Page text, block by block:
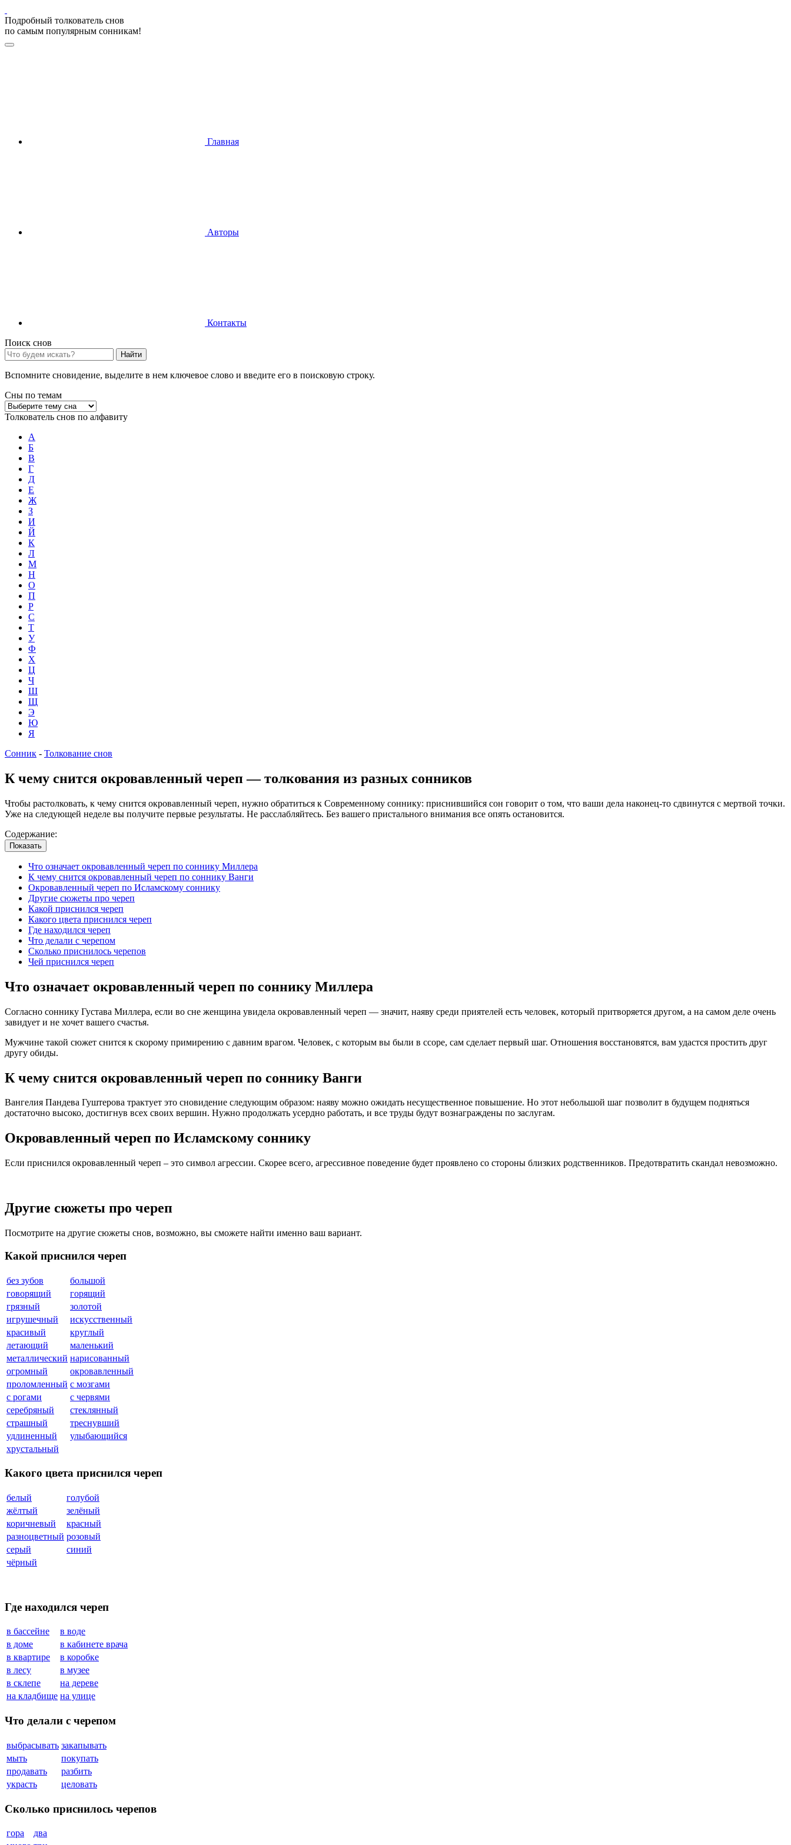
Подробный толкователь снов
по самым популярным сонникам!
Главная
Авторы
Контакты
Поиск снов
Найти
Вспомните сновидение, выделите в нем ключевое слово и введите его в поисковую строку.
Сны по темам
Толкователь снов по алфавиту
А
Б
В
Г
Д
Е
Ж
З
И
Й
К
Л
М
Н
О
П
Р
С
Т
У
Ф
Х
Ц
Ч
Ш
Щ
Э
Ю
Я
Сонник - Толкование снов
К чему снится окровавленный череп — толкования из разных сонников
Чтобы растолковать, к чему снится окровавленный череп, нужно обратиться к Современному соннику: приснившийся сон говорит о том, что ваши дела наконец-то сдвинутся с мертвой точки.
Уже на следующей неделе вы получите первые результаты. Не расслабляйтесь. Без вашего пристального внимания все опять остановится.
Содержание:
Показать
Что означает окровавленный череп по соннику Миллера
К чему снится окровавленный череп по соннику Ванги
Окровавленный череп по Исламскому соннику
Другие сюжеты про череп
Какой приснился череп
Какого цвета приснился череп
Где находился череп
Что делали с черепом
Сколько приснилось черепов
Чей приснился череп
Что означает окровавленный череп по соннику Миллера
Согласно соннику Густава Миллера, если во сне женщина увидела окровавленный череп — значит, наяву среди приятелей есть человек, который притворяется другом, а на самом деле очень
завидует и не хочет вашего счастья.
Мужчине такой сюжет снится к скорому примирению с давним врагом. Человек, с которым вы были в ссоре, сам сделает первый шаг. Отношения восстановятся, вам удастся простить друг
другу обиды.
К чему снится окровавленный череп по соннику Ванги
Вангелия Пaндева Гуштерова трактует это сновидение следующим образом: наяву можно ожидать несущественное повышение. Но этот небольшой шаг позволит в будущем подняться
достаточно высоко, достигнув всех своих вершин. Нужно продолжать усердно работать, и все труды будут вознаграждены по заслугам.
Окровавленный череп по Исламскому соннику
Если приснился окровавленный череп – это символ агрессии. Скорее всего, агрессивное поведение будет проявлено со стороны близких родственников. Предотвратить скандал невозможно.
Другие сюжеты про череп
Посмотрите на другие сюжеты снов, возможно, вы сможете найти именно ваш вариант.
Какой приснился череп
без зубов
большой
говорящий
горящий
грязный
золотой
игрушечный
искусственный
красивый
круглый
летающий
маленький
металлический нарисованный
огромный
окровавленный
проломленный с мозгами
с рогами
с червями
серебряный
стеклянный
страшный
треснувший
удлиненный
улыбающийся
хрустальный
Какого цвета приснился череп
белый
голубой
жёлтый
зелёный
коричневый
красный
разноцветный розовый
серый
синий
чёрный
Где находился череп
в бассейне
в воде
в доме
в кабинете врача
в квартире
в коробке
в лесу
в музее
в склепе
на дереве
на кладбище на улице
Что делали с черепом
выбрасывать закапывать
мыть
покупать
продавать
разбить
украсть
целовать
Сколько приснилось черепов
гора
два